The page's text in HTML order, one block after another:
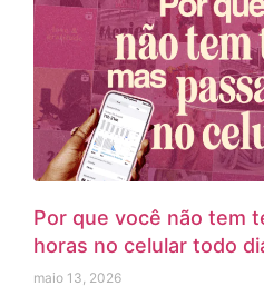
Por que você não tem
horas no celular todo
maio 13, 2026